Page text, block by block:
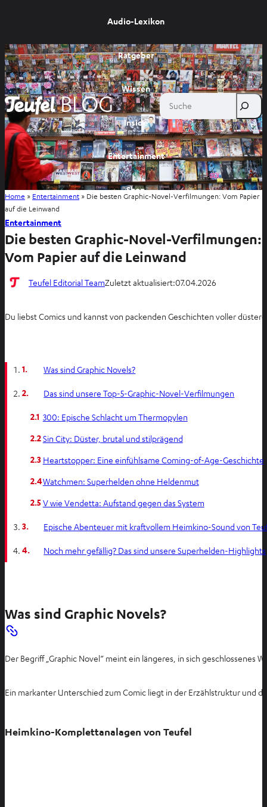
Audio-Lexikon
Ratgeber
Wissen
Inside
Entertainment
Shop
Suche
Home » Entertainment » Die besten Graphic-Novel-Verfilmungen: Vom Papier
auf die Leinwand
Entertainment
Die besten Graphic-Novel-Verfilmungen:
Vom Papier auf die Leinwand
Teufel Editorial TeamZuletzt aktualisiert:07.04.2026
Du liebst Comics und kannst von packenden Geschichten voller
1. Was sind Graphic Novels?
2. Das sind unsere Top-5-Graphic-Novel-Verfilmungen
2.1 300: Epische Schlacht um Thermopylen
2.2Sin City: Düster, brutal und stilprägend
2.3 Heartstopper: Eine einfühlsame Coming-of-Age-Geschichte
2.4Watchmen: Superhelden ohne Heldenmut
2.5 V wie Vendetta: Aufstand gegen das System
3. Epische Abenteuer mit kraftvollem Heimkino-Sound von
4. Noch mehr gefällig? Das sind unsere Superhelden-Highlights
Was sind Graphic Novels?
Der Begriff „Graphic Novel“ meint ein längeres, in sich
Ein markanter Unterschied zum Comic liegt in der Erzählstruktur und
Heimkino-Komplettanalagen von Teufel